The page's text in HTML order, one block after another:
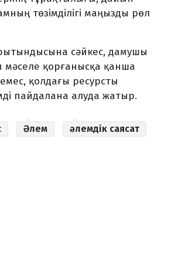
төзімділігі маңызды рөл
сәйкес, дамушы
мәселе қорғанысқа қанша
қолдағы ресурсты
пайдалана алуда жатыр.
Әлем
әлемдік саясат